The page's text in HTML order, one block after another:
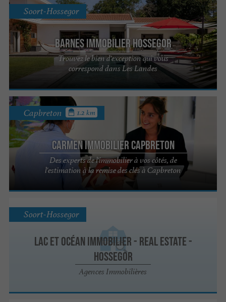
Barnes Immobilier Hossegor
Trouvez le bien d'exception qui vous
correspond dans Les Landes
Soort-Hossegor
Carmen Immobilier Capbreton
Des experts de l'immobilier à vos côtés, de
l'estimation à la remise des clés à Capbreton
Capbreton 1.2 km
Lac et Océan Immobilier - Real Estate -
Hossegor
Agences Immobilières
Soort-Hossegor